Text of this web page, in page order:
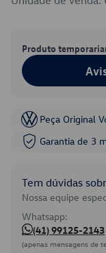
Produto
Peça Original
Garantia de 3
Tem dúvidas
Nossa equipe
Whatsapp:
(41) 99125-2143
(apenas mensagens de